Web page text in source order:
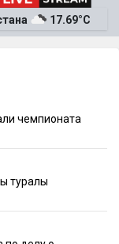
17.69°C
чемпионата
туралы